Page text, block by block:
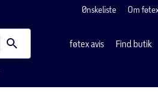
Ønskeliste Om
føtex avis Find butik